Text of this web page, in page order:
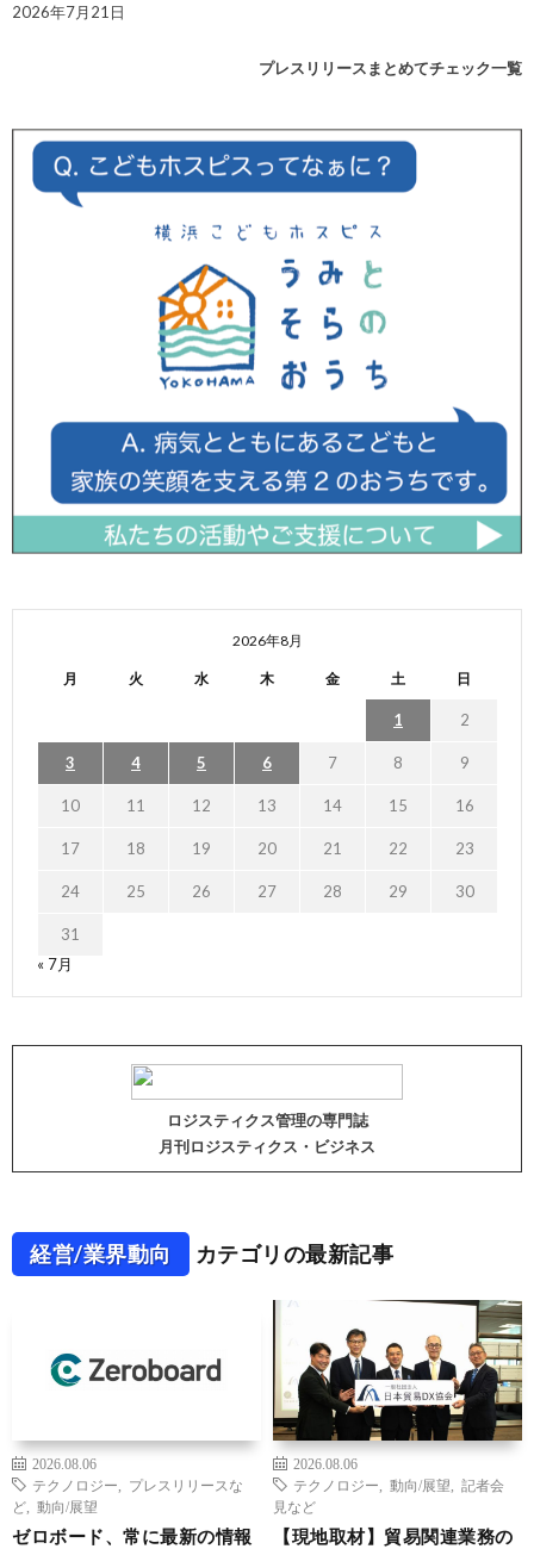
2026年7月21日
プレスリリースまとめてチェック一覧
2026年8月
月 火 水 木 金 土 日
1 2
3 4 5 6 7 8 9
10 11 12 13 14 15 16
17 18 19 20 21 22 23
24 25 26 27 28 29 30
31
« 7月
ロジスティクス管理の専門誌
月刊ロジスティクス・ビジネス
経営/業界動向 カテゴリの最新記事
2026.08.06
テクノロジー
プレスリリースな
ど
動向/展望
ゼロボード、常に最新の情報
2026.08.06
テクノロジー
動向/展望
記者会
見など
【現地取材】貿易関連業務の